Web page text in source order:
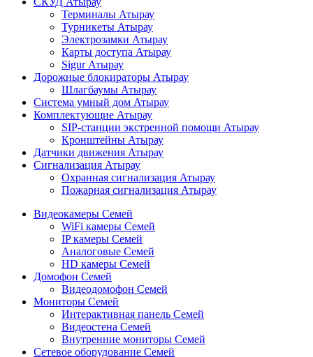
Терминалы Атырау
Турникеты Атырау
Электрозамки Атырау
Карты доступа Атырау
Sigur Атырау
Дорожные блокираторы Атырау
Шлагбаумы Атырау
Система умный дом Атырау
Комплектующие Атырау
SIP-станции экстренной помощи Атырау
Кронштейны Атырау
Датчики движения Атырау
Сигнализация Атырау
Охранная сигнализация Атырау
Пожарная сигнализация Атырау
Видеокамеры Семей
WiFi камеры Семей
IP камеры Семей
Аналоговые Семей
HD камеры Семей
Домофон Семей
Видеодомофон Семей
Мониторы Семей
Интерактивная панель Семей
Видеостена Семей
Внутренние мониторы Семей
Сетевое оборудование Семей